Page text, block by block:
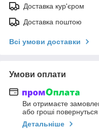
Доставка кур'єром
Доставка поштою
Всі умови доставки
Умови оплати
Ви отримаєте
або гроші
Детальніше